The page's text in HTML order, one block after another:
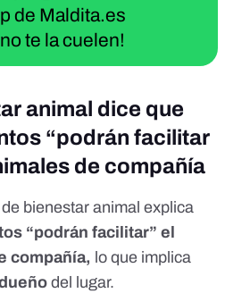
de Maldita.es
te la cuelen!
animal dice que
“podrán facilitar
de compañía
bienestar animal explica
“podrán facilitar” el
compañía, lo que implica
del lugar.